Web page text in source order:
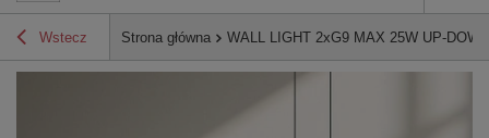
Wstecz Strona główna WALL LIGHT 2xG9 MAX 25W UP-